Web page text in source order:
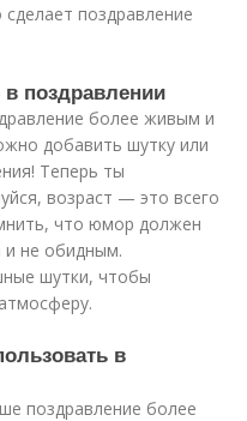
поздравление
поздравлении
более живым и
добавить шутку или
Теперь ты
возраст — это всего
что юмор должен
и не обидным.
шутки, чтобы
в
поздравление более